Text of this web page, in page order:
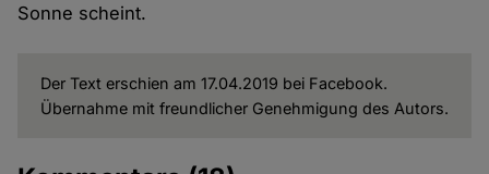
Sonne scheint.
Der Text erschien am 17.04.2019 bei Facebook.
Übernahme mit freundlicher Genehmigung des Autors.